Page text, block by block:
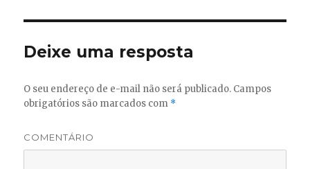
Deixe uma resposta
O seu endereço de e-mail não será publicado. Campos
obrigatórios são marcados com *
COMENTÁRIO